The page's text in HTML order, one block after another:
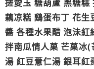
搓愛玉 糖葫蘆 黑糖糕
藕凉糕 鷄蛋布丁 花生
醬 各種水果醋 泡沬紅
拌南瓜情人菓 芒菓冰
湯 紅豆薏仁湯 銀耳紅